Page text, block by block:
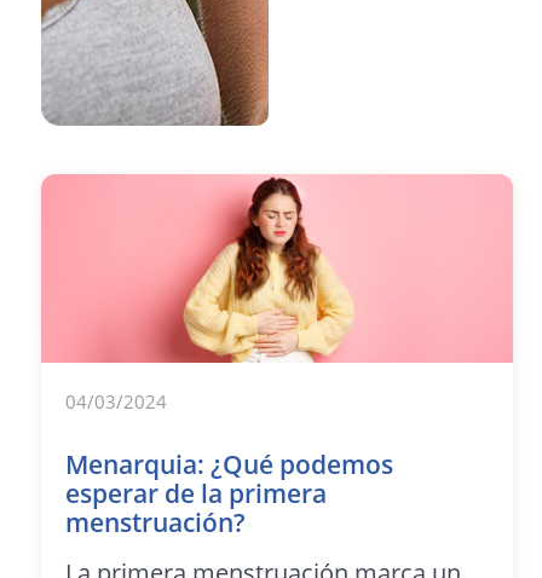
04/03/2024
Menarquia: ¿Qué podemos
esperar de la primera
menstruación?